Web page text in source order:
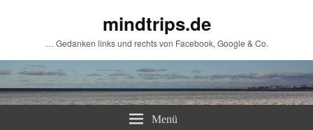
mindtrips.de
… Gedanken links und rechts von Facebook, Google & Co.
Menü